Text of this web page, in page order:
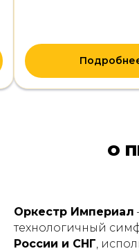
О
Оркестр Империал
технологичный
России и СНГ,